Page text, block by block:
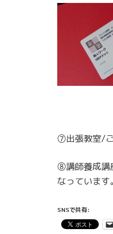
⑦出張教室/
⑧講師養成講
なっています
SNSで共有: